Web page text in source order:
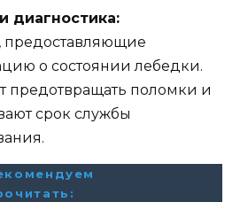
диагностика:
предоставляющие
о состоянии лебедки.
предотвращать поломки и
срок службы